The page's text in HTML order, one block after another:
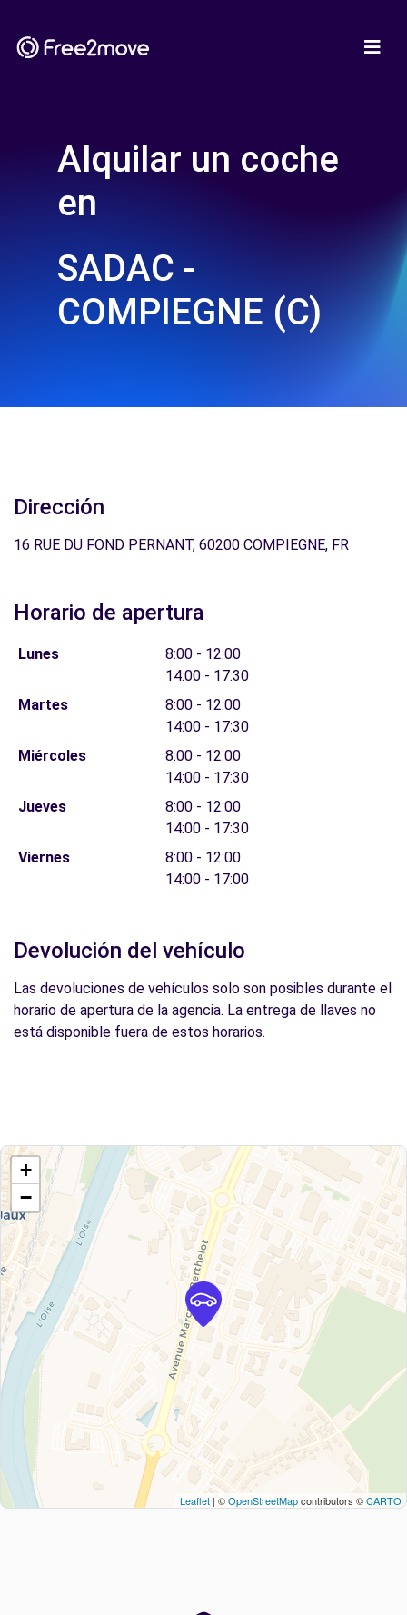
Alquilar un coche
en
SADAC -
COMPIEGNE (C)
Dirección
16 RUE DU FOND PERNANT, 60200 COMPIEGNE, FR
Horario de apertura
Lunes
8:00 - 12:00
14:00 - 17:30
Martes
8:00 - 12:00
14:00 - 17:30
Miércoles
8:00 - 12:00
14:00 - 17:30
Jueves
8:00 - 12:00
14:00 - 17:30
Viernes
8:00 - 12:00
14:00 - 17:00
Devolución del vehículo
Las devoluciones de vehículos solo son posibles durante el
horario de apertura de la agencia. La entrega de llaves no
está disponible fuera de estos horarios.
+
−
Leaflet | ©OpenStreetMapcontributors ©CARTO